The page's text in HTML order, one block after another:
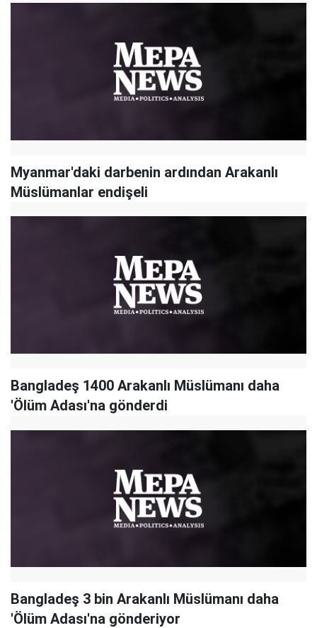
Myanmar'daki darbenin ardından Arakanlı
Müslümanlar endişeli
Bangladeş 1400 Arakanlı Müslümanı daha
'Ölüm Adası'na gönderdi
Bangladeş 3 bin Arakanlı Müslümanı daha
'Ölüm Adası'na gönderiyor